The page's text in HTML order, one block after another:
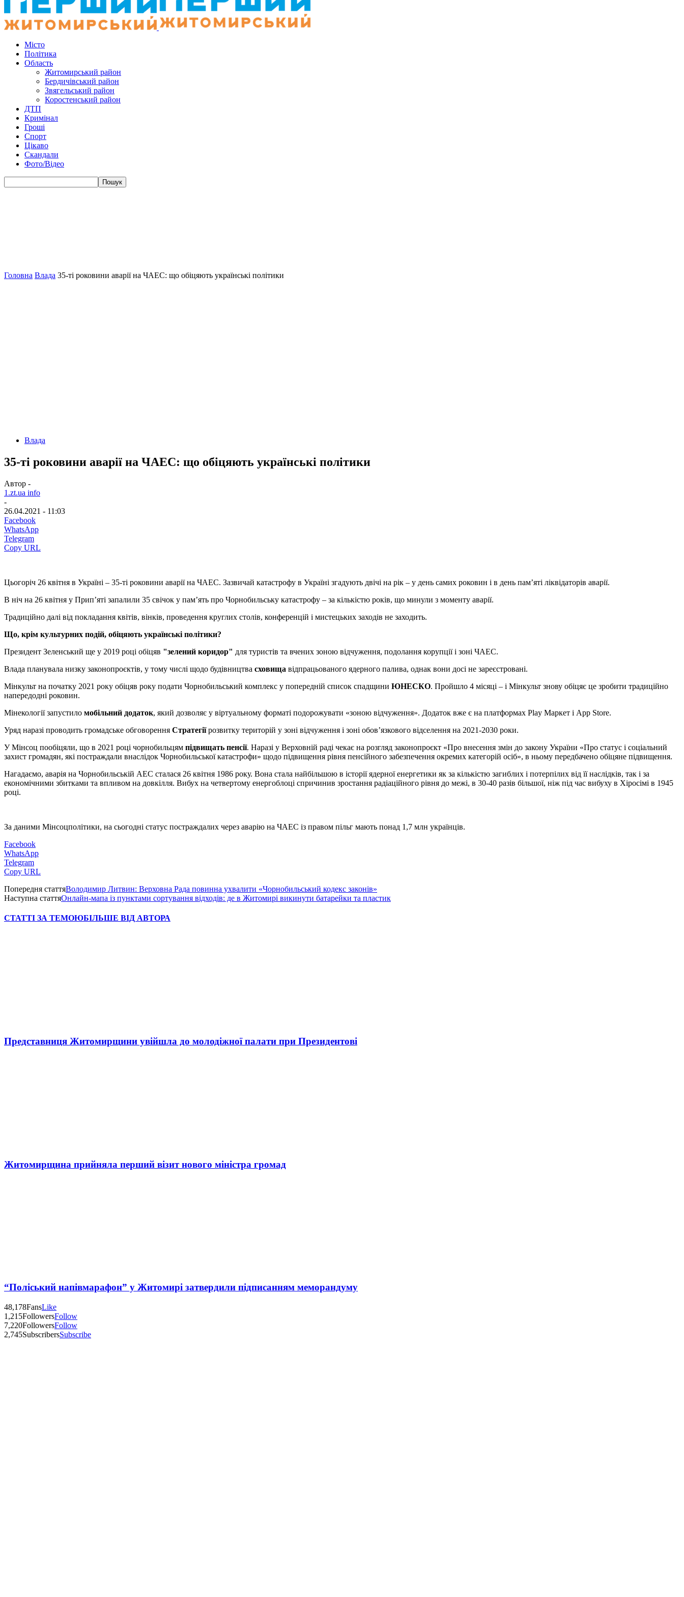
Місто
Політика
Область
Житомирський район
Бердичівський район
Звягельський район
Коростенський район
ДТП
Кримінал
Гроші
Спорт
Цікаво
Скандали
Фото/Відео
Головна Влада 35-ті роковини аварії на ЧАЕС: що обіцяють українські політики
Влада
35-ті роковини аварії на ЧАЕС: що обіцяють українські політики
Автор -
1.zt.ua info
-
26.04.2021 - 11:03
Facebook
WhatsApp
Telegram
Copy URL
Цьогоріч 26 квітня в Україні – 35-ті роковини аварії на ЧАЕС. Зазвичай катастрофу в Україні згадують двічі на рік – у день самих роковин і в день пам’яті ліквідаторів аварії.
В ніч на 26 квітня у Прип’яті запалили 35 свічок у пам’ять про Чорнобильську катастрофу – за кількістю років, що минули з моменту аварії.
Традиційно далі від покладання квітів, вінків, проведення круглих столів, конференцій і мистецьких заходів не заходить.
Що, крім культурних подій, обіцяють українські політики?
Президент Зеленський ще у 2019 році обіцяв "зелений коридор" для туристів та вчених зоною відчуження, подолання корупції і зоні ЧАЕС.
Влада планувала низку законопроєктів, у тому числі щодо будівництва сховища відпрацьованого ядерного палива, однак вони досі не зареєстровані.
Мінкульт на початку 2021 року обіцяв року подати Чорнобильський комплекс у попередній список спадщини ЮНЕСКО. Пройшло 4 місяці – і Мінкульт знову обіцяє це зробити традиційно
напередодні роковин.
Мінекології запустило мобільний додаток, який дозволяє у віртуальному форматі подорожувати «зоною відчуження». Додаток вже є на платформах Play Маркет і App Store.
Уряд наразі проводить громадське обговорення Стратегіїрозвитку територій у зоні відчуження і зоні обов’язкового відселення на 2021-2030 роки.
У Мінсоц пообіцяли, що в 2021 році чорнобильцям підвищать пенсії. Наразі у Верховній раді чекає на розгляд законопроєкт «Про внесення змін до закону України «Про статус і соціальний
захист громадян, які постраждали внаслідок Чорнобильської катастрофи» щодо підвищення рівня пенсійного забезпечення окремих категорій осіб», в ньому передбачено обіцяне підвищення.
Нагадаємо, аварія на Чорнобильській АЕС сталася 26 квітня 1986 року. Вона стала найбільшою в історії ядерної енергетики як за кількістю загиблих і потерпілих від її наслідків, так і за
економічними збитками та впливом на довкілля. Вибух на четвертому енергоблоці спричинив зростання радіаційного рівня до межі, в 30-40 разів більшої, ніж під час вибуху в Хіросімі в 1945
році.
За даними Мінсоцполітики, на сьогодні статус постраждалих через аварію на ЧАЕС із правом пільг мають понад 1,7 млн українців.
Facebook
WhatsApp
Telegram
Copy URL
Попередня статтяВолодимир Литвин: Верховна Рада повинна ухвалити «Чорнобильський кодекс законів»
Наступна статтяОнлайн-мапа із пунктами сортування відходів: де в Житомирі викинути батарейки та пластик
СТАТТІ ЗА ТЕМОЮБІЛЬШЕ ВІД АВТОРА
Представниця Житомирщини увійшла до молодіжної палати при Президентові
Житомирщина прийняла перший візит нового міністра громад
“Поліський напівмарафон” у Житомирі затвердили підписанням меморандуму
48,178FansLike
1,215FollowersFollow
7,220FollowersFollow
2,745SubscribersSubscribe